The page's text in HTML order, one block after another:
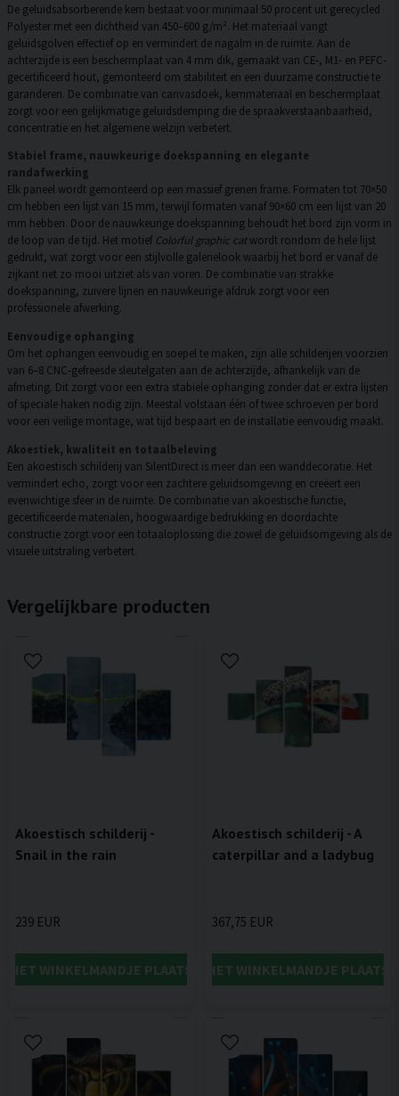
De geluidsabsorberende kern bestaat voor minimaal 50 procent uit gerecycled
Polyester met een dichtheid van 450–600 g/m². Het materiaal vangt
geluidsgolven effectief op en vermindert de nagalm in de ruimte. Aan de
achterzijde is een beschermplaat van 4 mm dik, gemaakt van CE-, M1- en PEFC-
gecertificeerd hout, gemonteerd om stabiliteit en een duurzame constructie te
garanderen. De combinatie van canvasdoek, kernmateriaal en beschermplaat
zorgt voor een gelijkmatige geluidsdemping die de spraakverstaanbaarheid,
concentratie en het algemene welzijn verbetert.
Stabiel frame, nauwkeurige doekspanning en elegante
randafwerking
Elk paneel wordt gemonteerd op een massief grenen frame. Formaten tot 70×50
cm hebben een lijst van 15 mm, terwijl formaten vanaf 90×60 cm een lijst van 20
mm hebben. Door de nauwkeurige doekspanning behoudt het bord zijn vorm in
de loop van de tijd. Het motief Colorful graphic catwordt rondom de hele lijst
gedrukt, wat zorgt voor een stijlvolle galerielook waarbij het bord er vanaf de
zijkant net zo mooi uitziet als van voren. De combinatie van strakke
doekspanning, zuivere lijnen en nauwkeurige afdruk zorgt voor een
professionele afwerking.
Eenvoudige ophanging
Om het ophangen eenvoudig en soepel te maken, zijn alle schilderijen voorzien
van 6–8 CNC-gefreesde sleutelgaten aan de achterzijde, afhankelijk van de
afmeting. Dit zorgt voor een extra stabiele ophanging zonder dat er extra lijsten
of speciale haken nodig zijn. Meestal volstaan één of twee schroeven per bord
voor een veilige montage, wat tijd bespaart en de installatie eenvoudig maakt.
Akoestiek, kwaliteit en totaalbeleving
Een akoestisch schilderij van SilentDirect is meer dan een wanddecoratie. Het
vermindert echo, zorgt voor een zachtere geluidsomgeving en creëert een
evenwichtige sfeer in de ruimte. De combinatie van akoestische functie,
gecertificeerde materialen, hoogwaardige bedrukking en doordachte
constructie zorgt voor een totaaloplossing die zowel de geluidsomgeving als de
visuele uitstraling verbetert.
Vergelijkbare producten
Akoestisch schilderij -
Snail in the rain
239 EUR
HET WINKELMANDJE PLAATSEN
Akoestisch schilderij - A
caterpillar and a ladybug
367,75 EUR
IN HET WINKELMANDJE